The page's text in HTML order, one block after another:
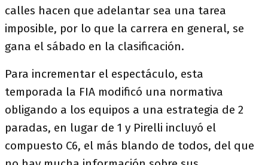
calles hacen que adelantar sea una tarea
imposible, por lo que la carrera en general, se
gana el sábado en la clasificación.
Para incrementar el espectáculo, esta
temporada la FIA modificó una normativa
obligando a los equipos a una estrategia de 2
paradas, en lugar de 1 y Pirelli incluyó el
compuesto C6, el más blando de todos, del que